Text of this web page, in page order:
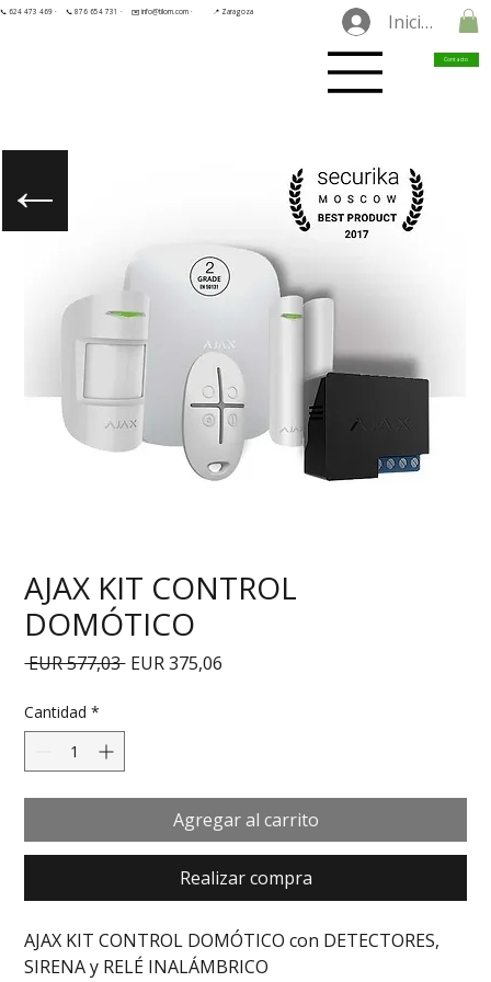
📞 624 473 469 · 📞 876 654 731 · ✉️ info@tilorn.com · 📍 Zaragoza Iniciar
Contacto
AJAX KIT CONTROL
DOMÓTICO
EUR 577,03 Precio
EUR 375,06
Cantidad *
Agregar al carrito
Realizar compra
AJAX KIT CONTROL DOMÓTICO con DETECTORES,
SIRENA y RELÉ INALÁMBRICO
←